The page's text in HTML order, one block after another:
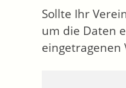
Sollte Ihr
um die Daten
eingetragenen